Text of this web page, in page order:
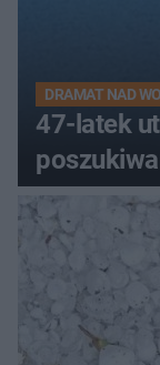
DRAMAT NAD
47-latek